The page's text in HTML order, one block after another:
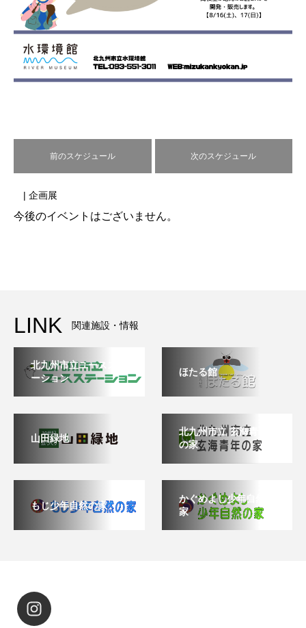
前のスケジュール 次のスケジュール
| 企画展
今後のイベントはございません。
LINK 関連施設・情報
北九州市立ユースステ
ーション
ほたる館
山田緑地
北九州市立 玄海青年
の家
もじ少年自然の家
かぐめよし少年自然の
家